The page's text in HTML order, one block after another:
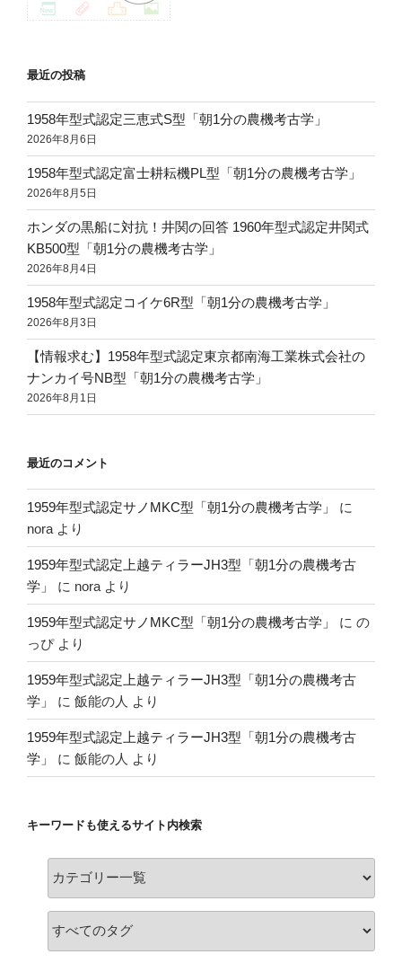
最近の投稿
1958年型式認定三恵式S型「朝1分の農機考古学」
2026年8月6日
1958年型式認定富士耕耘機PL型「朝1分の農機考古学」
2026年8月5日
ホンダの黒船に対抗！井関の回答 1960年型式認定井関式
KB500型「朝1分の農機考古学」
2026年8月4日
1958年型式認定コイケ6R型「朝1分の農機考古学」
2026年8月3日
【情報求む】1958年型式認定東京都南海工業株式会社の
ナンカイ号NB型「朝1分の農機考古学」
2026年8月1日
最近のコメント
1959年型式認定サノMKC型「朝1分の農機考古学」
に
nora より
1959年型式認定上越ティラーJH3型「朝1分の農機考古
学」
に nora より
1959年型式認定サノMKC型「朝1分の農機考古学」 に の
っぴより
1959年型式認定上越ティラーJH3型「朝1分の農機考古
学」
に 飯能の人 より
1959年型式認定上越ティラーJH3型「朝1分の農機考古
学」
に 飯能の人 より
キーワードも使えるサイト内検索